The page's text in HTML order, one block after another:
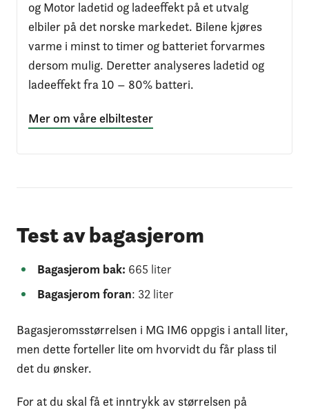
og Motor ladetid og ladeeffekt på et utvalg
elbiler på det norske markedet. Bilene kjøres
varme i minst to timer og batteriet forvarmes
dersom mulig. Deretter analyseres ladetid og
ladeeffekt fra 10 – 80% batteri.
Mer om våre elbiltester
Test av bagasjerom
Bagasjerom bak: 665 liter
Bagasjerom foran: 32 liter
Bagasjeromsstørrelsen i MG IM6 oppgis i antall liter,
men dette forteller lite om hvorvidt du får plass til
det du ønsker.
For at du skal få et inntrykk av størrelsen på